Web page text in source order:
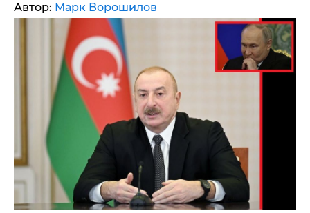
Автор: Марк Ворошилов